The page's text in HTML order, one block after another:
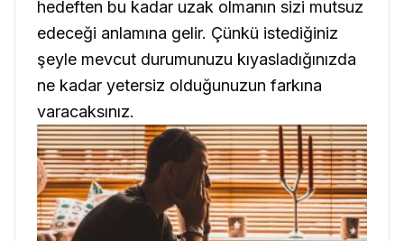
hedeften bu kadar uzak olmanın sizi mutsuz
edeceği anlamına gelir. Çünkü istediğiniz
şeyle mevcut durumunuzu kıyasladığınızda
ne kadar yetersiz olduğunuzun farkına
varacaksınız.